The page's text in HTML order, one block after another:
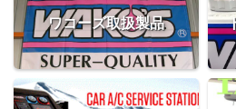
ワコーズ取扱製品